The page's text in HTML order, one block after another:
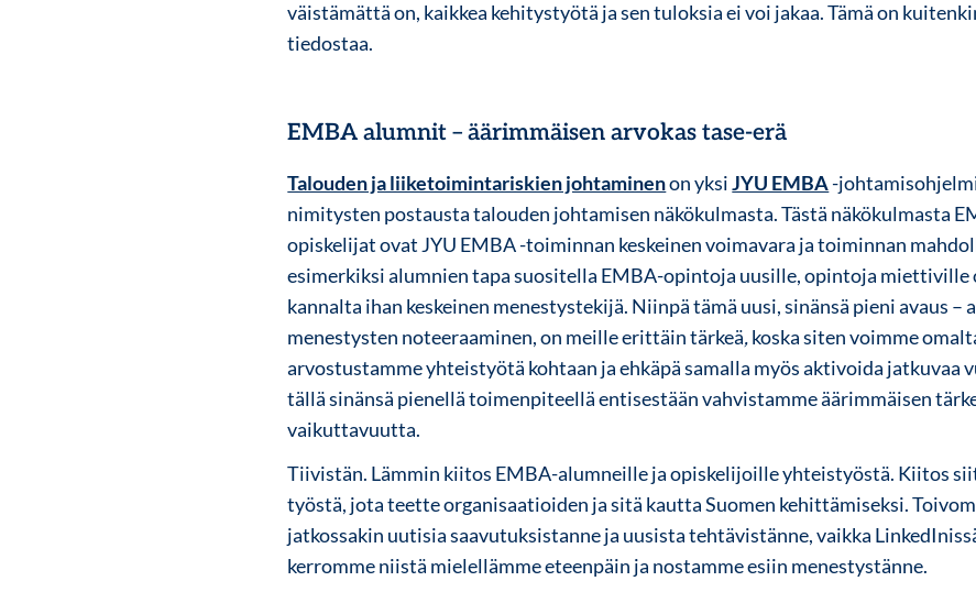
väistämättä on, kaikkea kehitystyötä ja sen tuloksia ei voi jakaa. Tämä on
tiedostaa.
EMBA alumnit – äärimmäisen arvokas tase-erä
Talouden ja liiketoimintariskien johtaminenon yksiJYU EMBA-
nimitysten postausta talouden johtamisen näkökulmasta. Tästä näkökulmasta
opiskelijat ovat JYU EMBA -toiminnan keskeinen voimavara ja toiminnan
esimerkiksi alumnien tapa suositella EMBA-opintoja uusille, opintoja
kannalta ihan keskeinen menestystekijä. Niinpä tämä uusi, sinänsä pieni avaus –
menestysten noteeraaminen, on meille erittäin tärkeä,koska siten voimme
arvostustamme yhteistyötä kohtaan ja ehkäpä samalla myös aktivoida jatkuvaa
tällä sinänsä pienellä toimenpiteellä entisestään vahvistamme äärimmäisen
vaikuttavuutta.
Tiivistän. Lämmin kiitos EMBA-alumneille ja opiskelijoille yhteistyöstä. Kiitos
työstä, jota teette organisaatioiden ja sitä kautta Suomen kehittämiseksi.
jatkossakin uutisia saavutuksistanne ja uusista tehtävistänne, vaikka
kerromme niistä mielellämme eteenpäin ja nostamme esiin menestystänne.